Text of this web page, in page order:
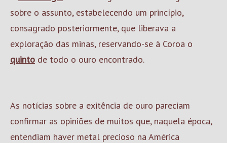
sobre o assunto, estabelecendo um princípio,
consagrado posteriormente, que liberava a
exploração das minas, reservando-se à Coroa o
quinto de todo o ouro encontrado.
As notícias sobre a exitência de ouro pareciam
confirmar as opiniões de muitos que, naquela época,
entendiam haver metal precioso na América